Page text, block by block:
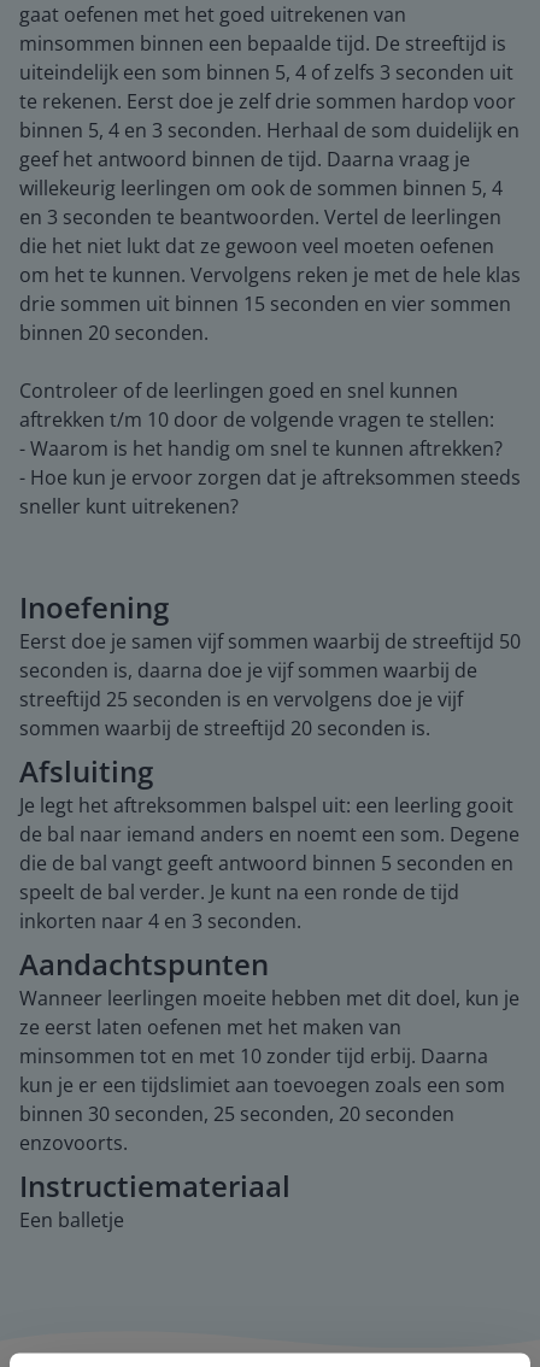
gaat oefenen met het goed uitrekenen van
minsommen binnen een bepaalde tijd. De streeftijd is
uiteindelijk een som binnen 5, 4 of zelfs 3 seconden uit
te rekenen. Eerst doe je zelf drie sommen hardop voor
binnen 5, 4 en 3 seconden. Herhaal de som duidelijk en
geef het antwoord binnen de tijd. Daarna vraag je
willekeurig leerlingen om ook de sommen binnen 5, 4
en 3 seconden te beantwoorden. Vertel de leerlingen
die het niet lukt dat ze gewoon veel moeten oefenen
om het te kunnen. Vervolgens reken je met de hele klas
drie sommen uit binnen 15 seconden en vier sommen
binnen 20 seconden.
Controleer of de leerlingen goed en snel kunnen
aftrekken t/m 10 door de volgende vragen te stellen:
- Waarom is het handig om snel te kunnen aftrekken?
- Hoe kun je ervoor zorgen dat je aftreksommen steeds
sneller kunt uitrekenen?
Inoefening
Eerst doe je samen vijf sommen waarbij de streeftijd 50
seconden is, daarna doe je vijf sommen waarbij de
streeftijd 25 seconden is en vervolgens doe je vijf
sommen waarbij de streeftijd 20 seconden is.
Afsluiting
Je legt het aftreksommen balspel uit: een leerling gooit
de bal naar iemand anders en noemt een som. Degene
die de bal vangt geeft antwoord binnen 5 seconden en
speelt de bal verder. Je kunt na een ronde de tijd
inkorten naar 4 en 3 seconden.
Aandachtspunten
Wanneer leerlingen moeite hebben met dit doel, kun je
ze eerst laten oefenen met het maken van
minsommen tot en met 10 zonder tijd erbij. Daarna
kun je er een tijdslimiet aan toevoegen zoals een som
binnen 30 seconden, 25 seconden, 20 seconden
enzovoorts.
Instructiemateriaal
Een balletje